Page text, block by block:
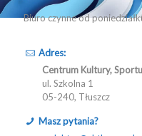
Biuro czynne od
Adres:
Centrum Kultury,
ul. Szkolna 1
05-240, Tłuszcz
Masz pytania?